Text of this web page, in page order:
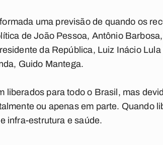
uma previsão de quando os
de João Pessoa, Antônio
da República, Luiz Inácio
Guido Mantega.
liberados para todo o Brasil, mas
ou apenas em parte. Quando
infra-estrutura e saúde.